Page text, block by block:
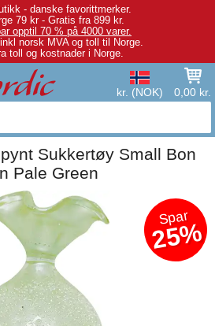
- danske favorittmerker.
79 kr - Gratis fra 899 kr.
opptil 70 % på 4000 varer.
norsk MVA og toll til Norge.
toll og kostnader i Norge.
kr. (NOK) 0,00 kr.
Sukkertøy Small Bon
Pale Green
Spar
25%